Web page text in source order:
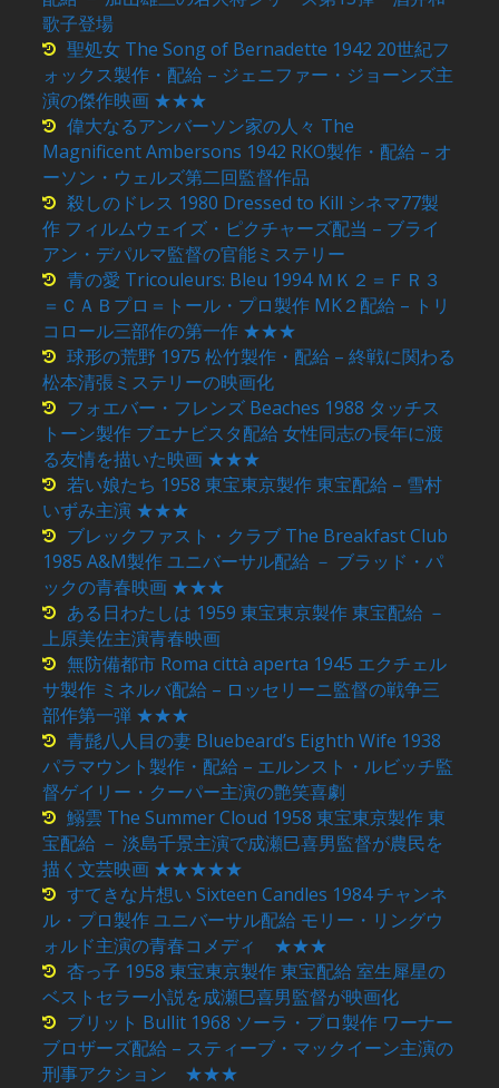
歌子登場
聖処女 The Song of Bernadette 1942 20世紀フ
ォックス製作・配給 – ジェニファー・ジョーンズ主
演の傑作映画 ★★★
偉大なるアンバーソン家の人々 The
Magnificent Ambersons 1942 RKO製作・配給 – オ
ーソン・ウェルズ第二回監督作品
殺しのドレス 1980 Dressed to Kill シネマ77製
作 フィルムウェイズ・ピクチャーズ配当 – ブライ
アン・デパルマ監督の官能ミステリー
青の愛 Tricouleurs: Bleu 1994 ＭＫ２＝ＦＲ３
＝ＣＡＢプロ＝トール・プロ製作 MK２配給 – トリ
コロール三部作の第一作 ★★★
球形の荒野 1975 松竹製作・配給 – 終戦に関わる
松本清張ミステリーの映画化
フォエバー・フレンズ Beaches 1988 タッチス
トーン製作 ブエナビスタ配給 女性同志の長年に渡
る友情を描いた映画 ★★★
若い娘たち 1958 東宝東京製作 東宝配給 – 雪村
いずみ主演 ★★★
ブレックファスト・クラブ The Breakfast Club
1985 A&M製作 ユニバーサル配給 － ブラッド・パ
ックの青春映画 ★★★
ある日わたしは 1959 東宝東京製作 東宝配給 －
上原美佐主演青春映画
無防備都市 Roma città aperta 1945 エクチェル
サ製作 ミネルバ配給 – ロッセリーニ監督の戦争三
部作第一弾 ★★★
青髭八人目の妻 Bluebeard’s Eighth Wife 1938
パラマウント製作・配給 – エルンスト・ルビッチ監
督ゲイリー・クーパー主演の艶笑喜劇
鰯雲 The Summer Cloud 1958 東宝東京製作 東
宝配給 － 淡島千景主演で成瀬巳喜男監督が農民を
描く文芸映画 ★★★★★
すてきな片想い Sixteen Candles 1984 チャンネ
ル・プロ製作 ユニバーサル配給 モリー・リングウ
ォルド主演の青春コメディ ★★★
杏っ子 1958 東宝東京製作 東宝配給 室生犀星の
ベストセラー小説を成瀬巳喜男監督が映画化
ブリット Bullit 1968 ソーラ・プロ製作 ワーナー
ブロザーズ配給 – スティーブ・マックイーン主演の
刑事アクション ★★★